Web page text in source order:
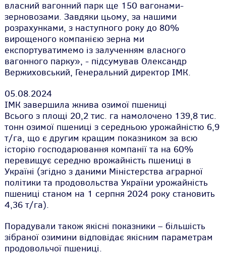
власний вагонний парк ще 150 вагонами-
зерновозами. Завдяки цьому, за нашими
розрахунками, з наступного року до 80%
вирощеного компанією зерна ми
експортуватимемо із залученням власного
вагонного парку», - підсумував Олександр
Вержиховський, Генеральний директор ІМК.
05.08.2024
ІМК завершила жнива озимої пшениці
Всього з площі 20,2 тис. га намолочено 139,8 тис.
тонн озимої пшениці з середньою урожайністю 6,9
т/га, що є другим кращим показником за всю
історію господарювання компанії та на 60%
перевищує середню врожайність пшениці в
Україні (згідно з даними Міністерства аграрної
політики та продовольства України урожайність
пшениці станом на 1 серпня 2024 року становить
4,36 т/га).
Порадували також якісні показники – більшість
зібраної озимини відповідає якісним параметрам
продовольчої пшениці.